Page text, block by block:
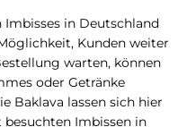
in Deutschland
Kunden weiter
warten, können
oder Getränke
Baklava lassen sich hier
Imbissen in